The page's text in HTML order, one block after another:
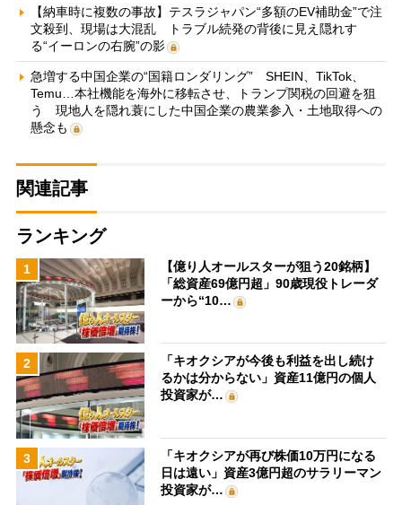
【納車時に複数の事故】テスラジャパン“多額のEV補助金”で注
文殺到、現場は大混乱 トラブル続発の背後に見え隠れす
る“イーロンの右腕”の影
急増する中国企業の“国籍ロンダリング” SHEIN、TikTok、
Temu…本社機能を海外に移転させ、トランプ関税の回避を狙
う 現地人を隠れ蓑にした中国企業の農業参入・土地取得への
懸念も
関連記事
ランキング
1
【億り人オールスターが狙う20銘柄】
「総資産69億円超」90歳現役トレーダ
ーから“10…
2
「キオクシアが今後も利益を出し続け
るかは分からない」資産11億円の個人
投資家が…
3
「キオクシアが再び株価10万円になる
日は遠い」資産3億円超のサラリーマン
投資家が…